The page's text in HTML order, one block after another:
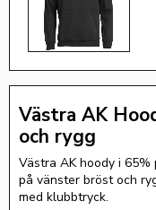
Västra AK
och rygg
Västra AK hoody i
på vänster bröst och
med klubbtryck.